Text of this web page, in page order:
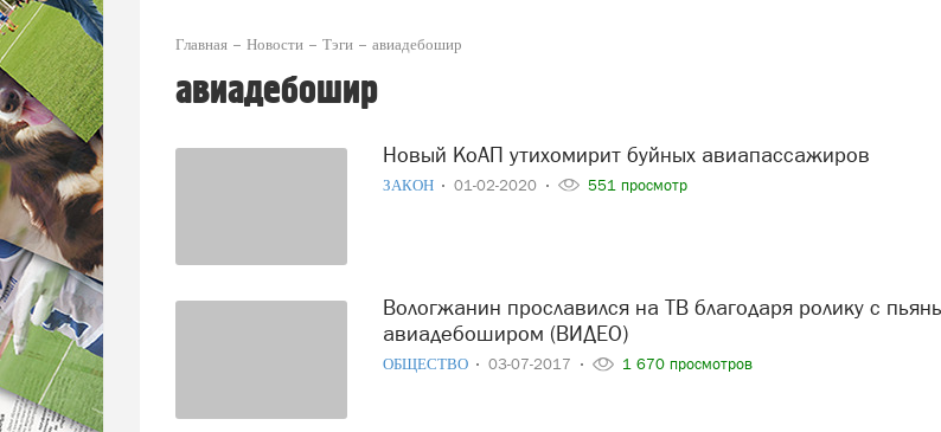
Главная Новости Тэги авиадебошир
авиадебошир
Новый КоАП утихомирит буйных авиапассажиров
ЗАКОН 01-02-2020 551 просмотр
Вологжанин прославился на ТВ благодаря ролику с пьяным
авиадебоширом (ВИДЕО)
ОБЩЕСТВО 03-07-2017 1 670 просмотров